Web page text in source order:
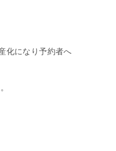
化になり予約者へ